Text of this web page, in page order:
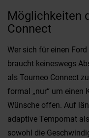
Möglichkeiten
Connect
Wer sich für einen
braucht keineswegs
als Tourneo Connect
formal „nur“ um einen
Wünsche offen. Auf
adaptive Tempomat
sowohl die